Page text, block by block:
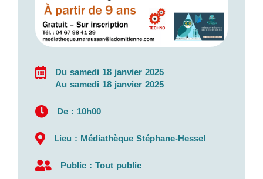
Du samedi 18 janvier 2025
Au samedi 18 janvier 2025
De : 10h00
Lieu : Médiathèque Stéphane-Hessel
Public : Tout public